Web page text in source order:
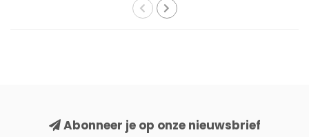
Abonneer je op onze nieuwsbrief